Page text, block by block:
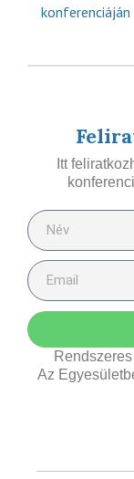
konferenciáján
Itt
Az